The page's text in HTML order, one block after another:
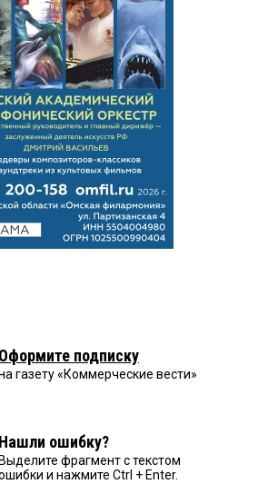
Оформите подписку
газету «Коммерческие вести»
Нашли ошибку?
Выделите фрагмент с текстом
и нажмите Ctrl + Enter.